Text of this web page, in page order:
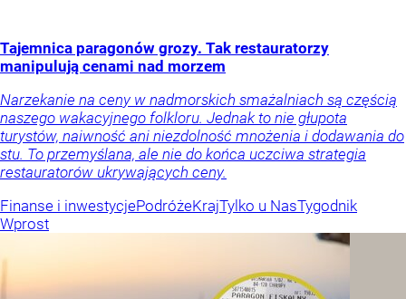
Tajemnica paragonów grozy. Tak restauratorzy
manipulują cenami nad morzem
Narzekanie na ceny w nadmorskich smażalniach są częścią
naszego wakacyjnego folkloru. Jednak to nie głupota
turystów, naiwność ani niezdolność mnożenia i dodawania do
stu. To przemyślana, ale nie do końca uczciwa strategia
restauratorów ukrywających ceny.
Finanse i inwestycjePodróżeKrajTylko u NasTygodnik
Wprost